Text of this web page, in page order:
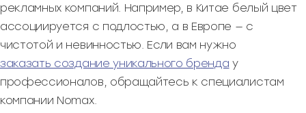
рекламных компаний. Например, в Китае белый цвет
ассоциируется с подлостью, а в Европе — с
чистотой и невинностью. Если вам нужно
заказать создание уникального бренда у
профессионалов, обращайтесь к специалистам
компании Nomax.